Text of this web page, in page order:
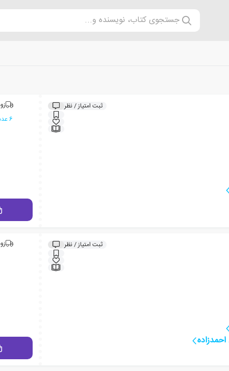
جستجوی کتاب، نویسنده و...
ثبت امتیاز / نظر
6 عدد موجود در انبار ایران کتاب
ثبت امتیاز / نظر